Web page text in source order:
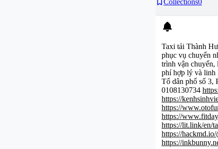
Collections0
Taxi tải Thành
phục vụ chuyển
trình vận chuyển,
phí hợp lý và linh
Tổ dân phố số 3,
0108130734
https://
https://
https://
https://lit.link/en/
https://
https://